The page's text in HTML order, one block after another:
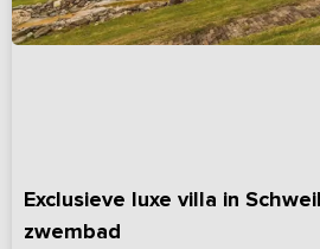
Exclusieve luxe villa in
zwembad